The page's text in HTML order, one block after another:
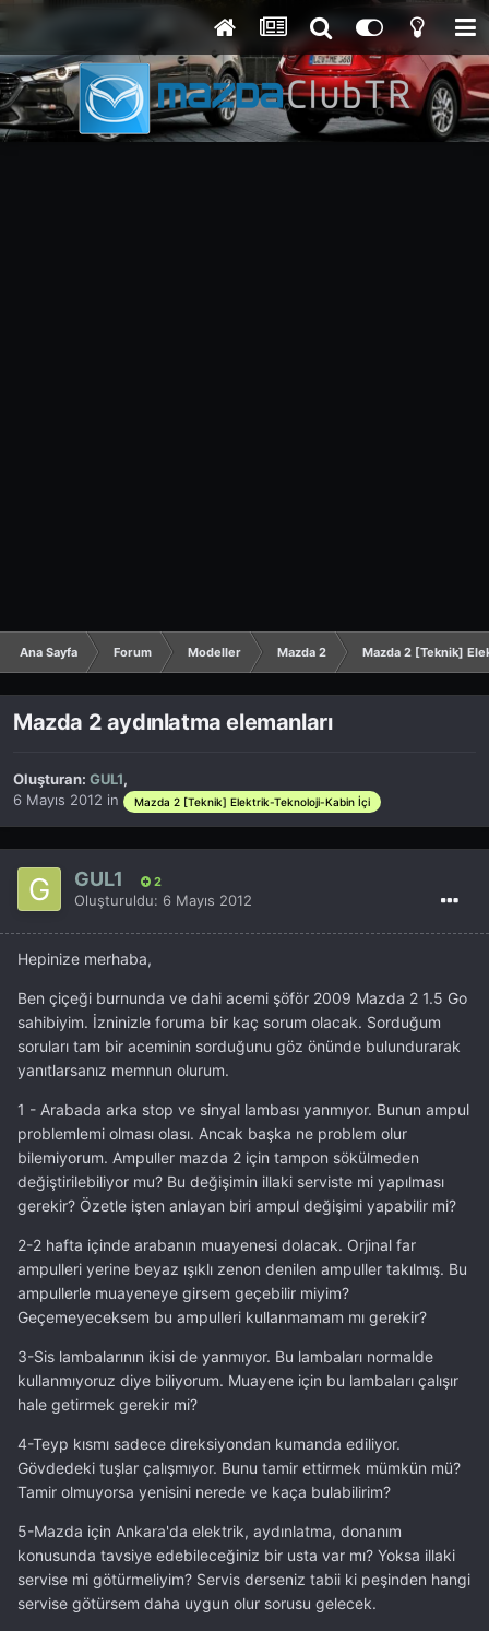
Ana Sayfa Forum Modeller Mazda 2 Mazda 2 [Teknik]
Mazda 2 aydınlatma elemanları
Oluşturan: GUL1,
6 Mayıs 2012 in Mazda 2 [Teknik] Elektrik-Teknoloji-Kabin İçi
GUL1 2
Oluşturuldu: 6 Mayıs 2012
Hepinize merhaba,
Ben çiçeği burnunda ve dahi acemi şöför 2009 Mazda 2 1.5 Go
sahibiyim. İzninizle foruma bir kaç sorum olacak. Sorduğum
soruları tam bir aceminin sorduğunu göz önünde bulundurarak
yanıtlarsanız memnun olurum.
1 - Arabada arka stop ve sinyal lambası yanmıyor. Bunun ampul
problemlemi olması olası. Ancak başka ne problem olur
bilemiyorum. Ampuller mazda 2 için tampon sökülmeden
değiştirilebiliyor mu? Bu değişimin illaki serviste mi yapılması
gerekir? Özetle işten anlayan biri ampul değişimi yapabilir mi?
2-2 hafta içinde arabanın muayenesi dolacak. Orjinal far
ampulleri yerine beyaz ışıklı zenon denilen ampuller takılmış. Bu
ampullerle muayeneye girsem geçebilir miyim?
Geçemeyeceksem bu ampulleri kullanmamam mı gerekir?
3-Sis lambalarının ikisi de yanmıyor. Bu lambaları normalde
kullanmıyoruz diye biliyorum. Muayene için bu lambaları çalışır
hale getirmek gerekir mi?
4-Teyp kısmı sadece direksiyondan kumanda ediliyor.
Gövdedeki tuşlar çalışmıyor. Bunu tamir ettirmek mümkün mü?
Tamir olmuyorsa yenisini nerede ve kaça bulabilirim?
5-Mazda için Ankara'da elektrik, aydınlatma, donanım
konusunda tavsiye edebileceğiniz bir usta var mı? Yoksa illaki
servise mi götürmeliyim? Servis derseniz tabii ki peşinden hangi
servise götürsem daha uygun olur sorusu gelecek.